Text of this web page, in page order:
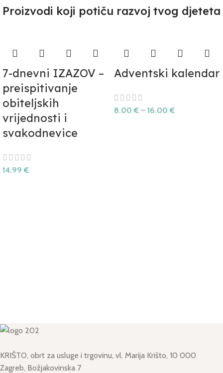
Proizvodi koji potiču razvoj tvog djeteta
7-dnevni IZAZOV –
preispitivanje
obiteljskih
vrijednosti i
svakodnevice
14.99€
Adventski kalendar
8.00€ – 16.00€
KRIŠTO, obrt za usluge i trgovinu, vl. Marija Krišto, 10 000
Zagreb, Božjakovinska 7